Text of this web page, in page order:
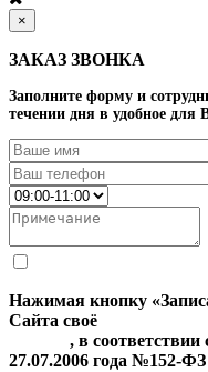
×
ЗАКАЗ ЗВОНКА
Заполните форму и
течении дня в удобное для
Нажимая кнопку
Сайта своё
, в
27.07.2006 года №152-